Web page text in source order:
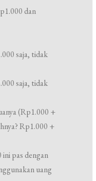
dan
saja, tidak
saja, tidak
(Rp1.000 +
Rp1.000 +
pas dengan
uang